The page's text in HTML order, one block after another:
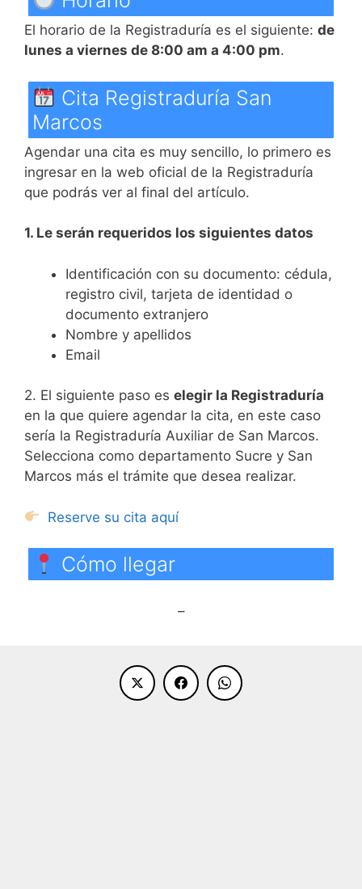
El horario de la Registraduría es el siguiente: de
lunes a viernes de 8:00 am a 4:00 pm.
Cita Registraduría San
Marcos
Agendar una cita es muy sencillo, lo primero es
ingresar en la web oficial de la Registraduría
que podrás ver al final del artículo.
1. Le serán requeridos los siguientes datos
Identificación con su documento: cédula,
registro civil, tarjeta de identidad o
documento extranjero
Nombre y apellidos
Email
2. El siguiente paso es elegir la Registraduría
en la que quiere agendar la cita, en este caso
sería la Registraduría Auxiliar de San Marcos.
Selecciona como departamento Sucre y San
Marcos más el trámite que desea realizar.
Reserve su cita aquí
Cómo llegar
–